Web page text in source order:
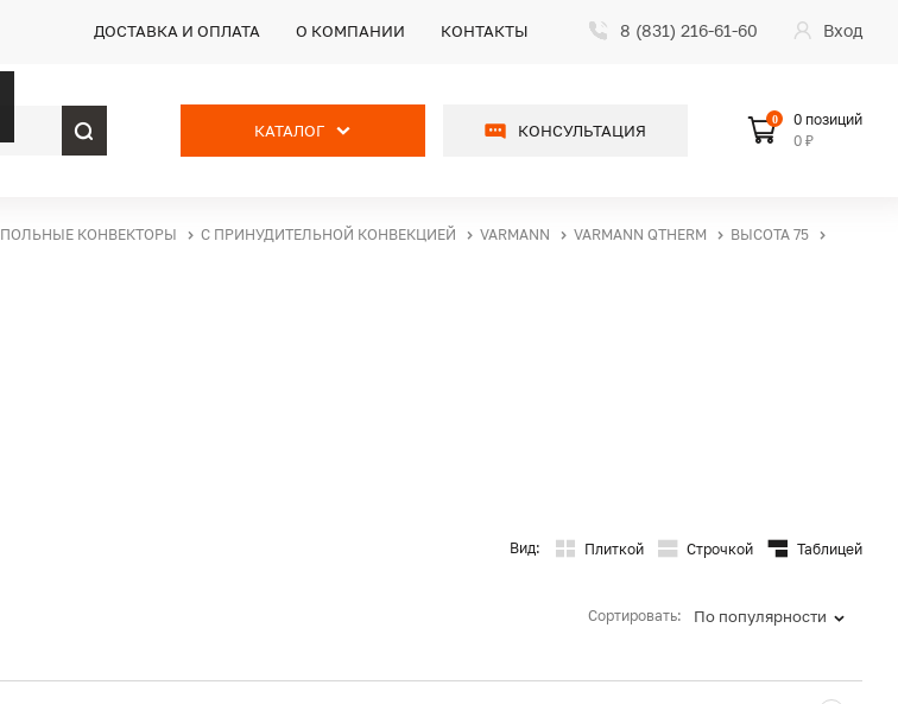
ДОСТАВКА И ОПЛАТА О КОМПАНИИ КОНТАКТЫ 8 (831) 216-61-60 Вход
КАТАЛОГ КОНСУЛЬТАЦИЯ
0
0 позиций
0 ₽
КОНВЕКТОРЫ С ПРИНУДИТЕЛЬНОЙ КОНВЕКЦИЕЙ VARMANN VARMANN QTHERM
ВЫСОТА 75
Вид: Плиткой Строчкой Таблицей
Сортировать: По популярности